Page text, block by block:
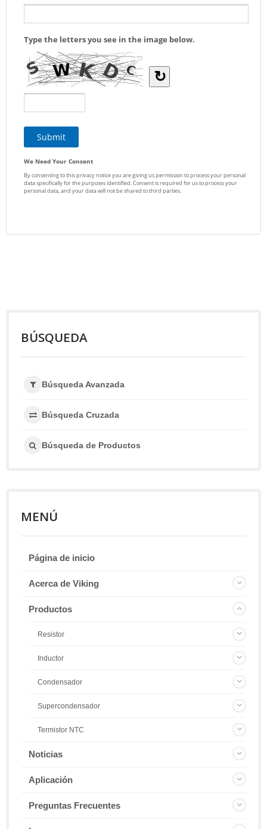
BÚSQUEDA
Búsqueda Avanzada
Búsqueda Cruzada
Búsqueda de Productos
MENÚ
Página de inicio
Acerca de Viking
Productos
Resistor
Inductor
Condensador
Supercondensador
Termistor NTC
Noticias
Aplicación
Preguntas Frecuentes